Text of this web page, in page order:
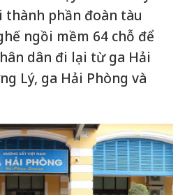
thành phần đoàn tàu
ngồi mềm 64 chỗ để
dân đi lại từ ga Hải
Lý, ga Hải Phòng và